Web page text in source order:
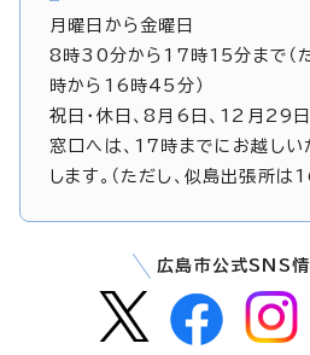
月曜日から金曜日
8時30分から17時15分まで（
時から16時45分）
祝日・休日、8月6日、12月29
窓口へは、17時までにお越しい
します。（ただし、似島出張所
広島市公式SNS